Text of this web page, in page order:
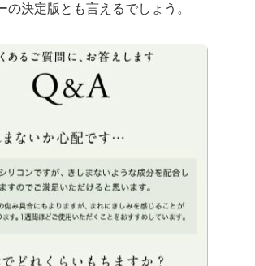
の決定版とも言えるでしょう。